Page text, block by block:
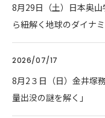
8月29日（土）日本奥
ら紐解く地球のダイナミ
2026/07/17
8月2３日（日）金井塚
量出没の謎を解く」